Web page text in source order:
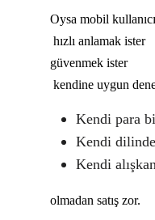
Oysa mobil
hızlı anlamak ister
güvenmek ister
kendine uygun
Kendi para
Kendi
Kendi
olmadan satış zor.